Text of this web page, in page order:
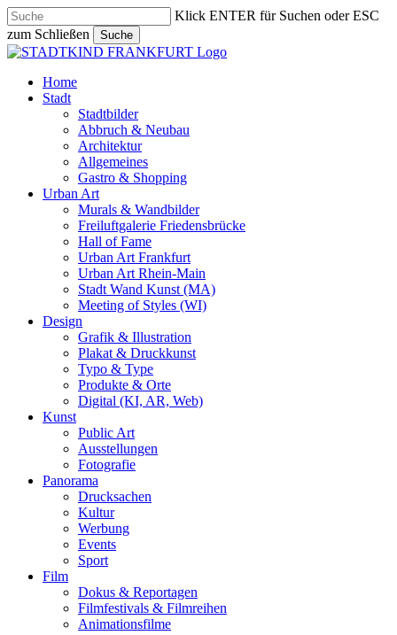
Skip
to
main
content
Klick ENTER für Suchen oder ESC
zum Schließen
Suche
Close
search
Menu
Home
Stadt
Stadtbilder
Abbruch & Neubau
Architektur
Allgemeines
Gastro & Shopping
Urban Art
Murals & Wandbilder
Freiluftgalerie Friedensbrücke
Hall of Fame
Urban Art Frankfurt
Urban Art Rhein-Main
Stadt Wand Kunst (MA)
Meeting of Styles (WI)
Design
Grafik & Illustration
Plakat & Druckkunst
Typo & Type
Produkte & Orte
Digital (KI, AR, Web)
Kunst
Public Art
Ausstellungen
Fotografie
Panorama
Drucksachen
Kultur
Werbung
Events
Sport
Film
Dokus & Reportagen
Filmfestivals & Filmreihen
Animationsfilme